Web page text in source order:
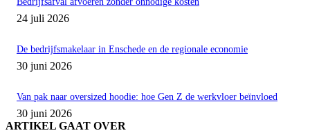
24 juli 2026
De bedrijfsmakelaar in Enschede en de regionale economie
30 juni 2026
Van pak naar oversized hoodie: hoe Gen Z de werkvloer beïnvloed
30 juni 2026
ARTIKEL GAAT OVER